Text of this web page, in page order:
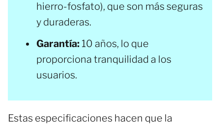
hierro-fosfato), que son más seguras
y duraderas.
Garantía: 10 años, lo que
proporciona tranquilidad a los
usuarios.
Estas especificaciones hacen que la